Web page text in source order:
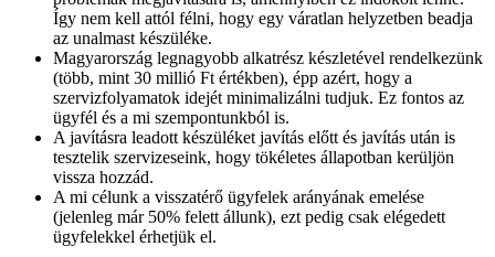
Így nem kell attól félni, hogy egy váratlan helyzetben beadja
az unalmast készüléke.
Magyarország legnagyobb alkatrész készletével rendelkezünk
(több, mint 30 millió Ft értékben), épp azért, hogy a
szervizfolyamatok idejét minimalizálni tudjuk. Ez fontos az
ügyfél és a mi szempontunkból is.
A javításra leadott készüléket javítás előtt és javítás után is
tesztelik szervizeseink, hogy tökéletes állapotban kerüljön
vissza hozzád.
A mi célunk a visszatérő ügyfelek arányának emelése
(jelenleg már 50% felett állunk), ezt pedig csak elégedett
ügyfelekkel érhetjük el.